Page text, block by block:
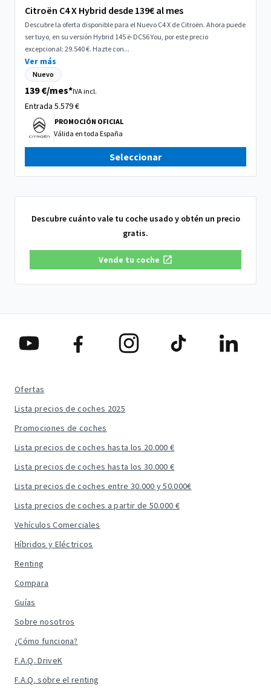
Citroën C4 X Hybrid desde 139€ al mes
Descubre la oferta disponible para el Nuevo C4 X de Citroën. Ahora puede
ser tuyo, en su versión Hybrid 145 ë-DCS6 You, por este precio
excepcional: 29.540 €. Hazte con...
Ver más
Nuevo
139 €/mes*IVA incl.
Entrada 5.579€
PROMOCIÓN OFICIAL
Válida en toda España
Seleccionar
Descubre cuánto vale tu coche usado y obtén un precio
gratis.
Vende tu coche
Ofertas
Lista precios de coches 2025
Promociones de coches
Lista precios de coches hasta los 20.000 €
Lista precios de coches hasta los 30.000 €
Lista precios de coches entre 30.000 y 50.000€
Lista precios de coches a partir de 50.000 €
Vehículos Comerciales
Híbridos y Eléctricos
Renting
Compara
Guías
Sobre nosotros
¿Cómo funciona?
F.A.Q. DriveK
F.A.Q. sobre el renting